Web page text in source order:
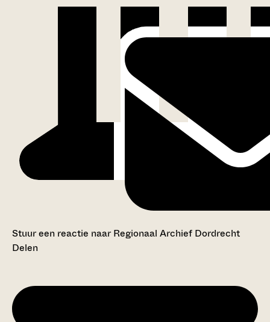
Stuur een reactie naar Regionaal Archief Dordrecht
Delen